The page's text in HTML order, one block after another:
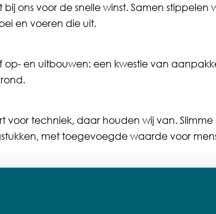
ons voor de snelle winst. Samen stippelen
en voeren die uit.
op- en uitbouwen: een kwestie van
voor techniek, daar houden wij van. Slimme
met toegevoegde waarde voor
partner en hebben een solide